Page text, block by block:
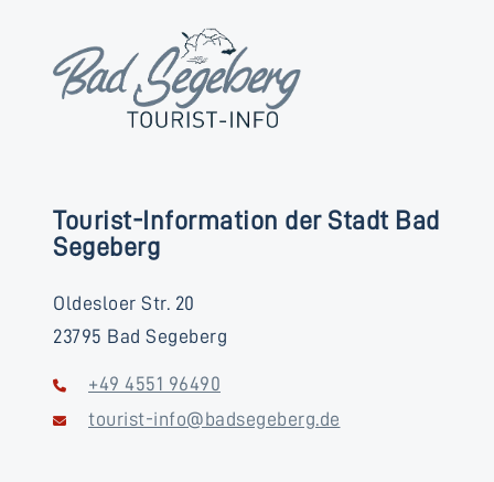
Tourist-Information der Stadt Bad
Segeberg
Oldesloer Str. 20
23795 Bad Segeberg
+49 4551 96490
tourist-info@badsegeberg.de